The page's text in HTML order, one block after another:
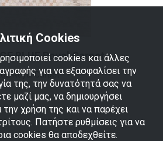
BLUE Royal Carpet
Royal Carpet
Cookies
cookies και άλλες
για να εξασφαλίσει την
της, την δυνατότητά σας να
μαζί μας, να δημιουργήσει
την χρήση της και να παρέχει
Πατήστε ρυθμίσεις για να
cookies θα αποδεχθείτε.